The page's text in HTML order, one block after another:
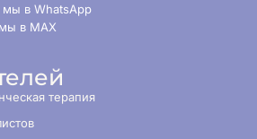
в WhatsApp
в MAX
терапия